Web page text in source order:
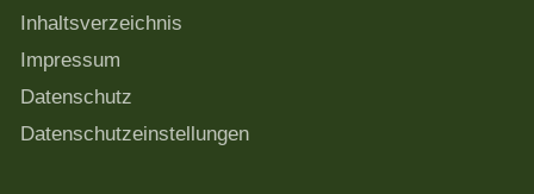
Inhaltsverzeichnis
Impressum
Datenschutz
Datenschutzeinstellungen